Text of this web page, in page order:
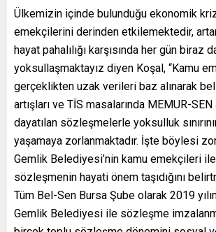
Ülkemizin içinde bulunduğu ekonomik
emekçilerini derinden etkilemektedir,
hayat pahalılığı karşısında her gün biraz
yoksullaşmaktayız diyen Koşal, “Kamu
gerçeklikten uzak verileri baz alınarak
artışları ve TİS masalarında MEMUR-SEN
dayatılan sözleşmelerle yoksulluk
yaşamaya zorlanmaktadır. İşte böylesi
Gemlik Belediyesi’nin kamu emekçileri
sözleşmenin hayati önem taşıdığını
Tüm Bel-Sen Bursa Şube olarak 2019
Gemlik Belediyesi ile sözleşme